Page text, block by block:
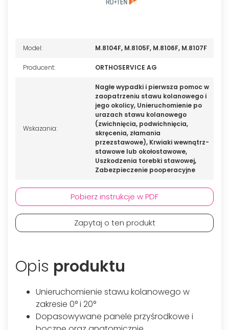
Model: M.8104F, M.8105F, M.8106F, M.8107F
Producent: ORTHOSERVICE AG
Wskazania:
Nagłe wypadki i pierwsza pomoc w
zaopatrzeniu stawu kolanowego i
jego okolicy, Unieruchomienie po
urazach stawu kolanowego
(zwichnięcia, podwichnięcia,
skręcenia, złamania
przezstawowe), Krwiaki wewnątrz-
stawowe lub okołostawowe,
Uszkodzenia torebki stawowej,
Zabezpieczenie pooperacyjne
Pobierz instrukcje w PDF
Zapytaj o ten produkt
Opis produktu
Unieruchomienie stawu kolanowego w
zakresie 0° i 20°
Dopasowywane panele przyśrodkowe i